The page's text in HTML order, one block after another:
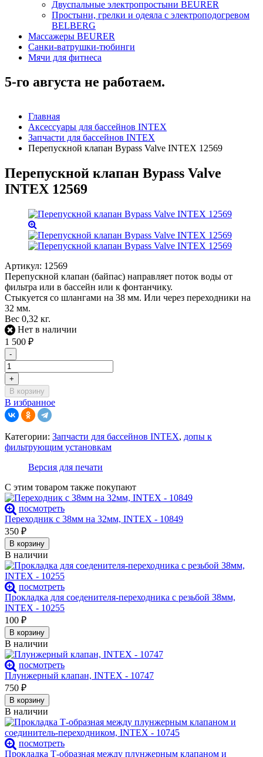
Двуспальные электропростыни BEURER
Простыни, грелки и одеяла с электроподогревом
BELBERG
Массажеры BEURER
Санки-ватрушки-тюбинги
Мячи для фитнеса
5-го августа не работаем.
Главная
Аксессуары для бассейнов INTEX
Запчасти для бассейнов INTEX
Перепускной клапан Bypass Valve INTEX 12569
Перепускной клапан Bypass Valve
INTEX 12569
Артикул: 12569
Перепускной клапан (байпас) направляет поток воды от
фильтра или в бассейн или к фонтанчику.
Стыкуется со шлангами на 38 мм. Или через переходники на
32 мм.
Вес 0,32 кг.
Нет в наличии
1 500 ₽
-
+
В корзину
В избранное
Категории: Запчасти для бассейнов INTEX, допы к
фильтрующим установкам
Версия для печати
С этим товаром также покупают
посмотреть
Переходник с 38мм на 32мм, INTEX - 10849
350 ₽
В корзину
В наличии
посмотреть
Прокладка для соеденителя-переходника с резьбой 38мм,
INTEX - 10255
100 ₽
В корзину
В наличии
посмотреть
Плунжерный клапан, INTEX - 10747
750 ₽
В корзину
В наличии
посмотреть
Прокладка Т-образная между плунжерным клапаном и